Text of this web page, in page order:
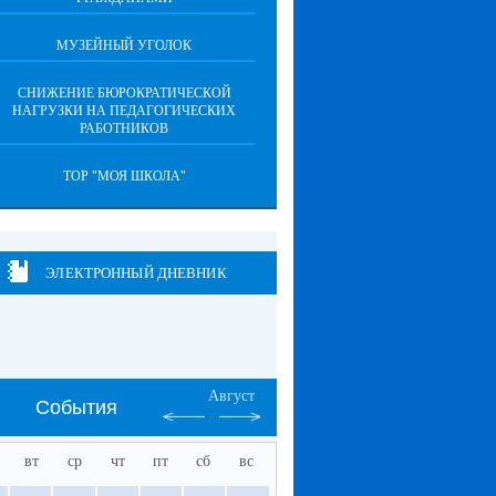
МУЗЕЙНЫЙ УГОЛОК
СНИЖЕНИЕ БЮРОКРАТИЧЕСКОЙ
НАГРУЗКИ НА ПЕДАГОГИЧЕСКИХ
РАБОТНИКОВ
ТОР "МОЯ ШКОЛА"
ЭЛЕКТРОННЫЙ ДНЕВНИК
События
Август
вт ср чт пт сб вс